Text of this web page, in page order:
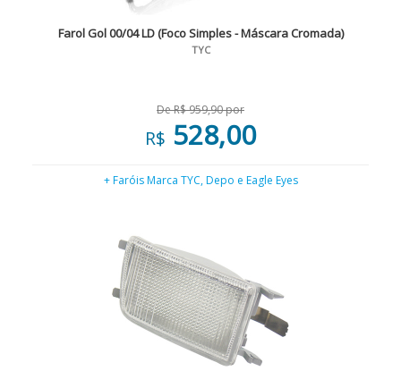
Farol Gol 00/04 LD (Foco Simples - Máscara Cromada)
TYC
De R$ 959,90 por
R$ 528,00
+ Faróis Marca TYC, Depo e Eagle Eyes